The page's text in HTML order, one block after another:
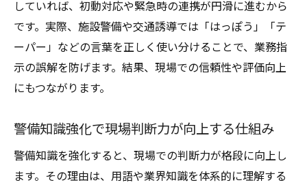
していれば、初動対応や緊急時の連携が円滑に進むから
です。実際、施設警備や交通誘導では「はっぽう」「テ
ーパー」などの言葉を正しく使い分けることで、業務指
示の誤解を防げます。結果、現場での信頼性や評価向上
にもつながります。
警備知識強化で現場判断力が向上する仕組み
警備知識を強化すると、現場での判断力が格段に向上し
ます。その理由は、用語や業界知識を体系的に理解する